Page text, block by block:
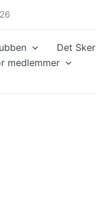
Det Sker
medlemmer